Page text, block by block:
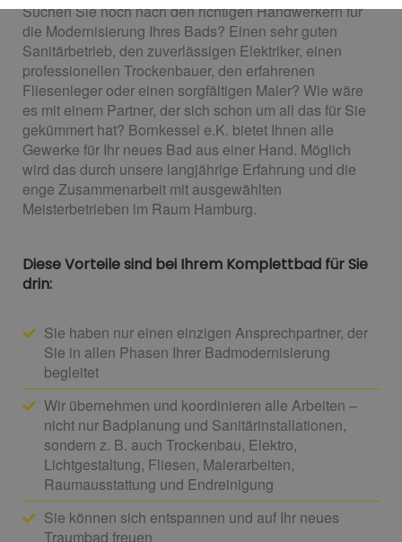
Suchen Sie noch nach den richtigen Handwerkern für
die Modernisierung Ihres Bads? Einen sehr guten
Sanitärbetrieb, den zuverlässigen Elektriker, einen
professionellen Trockenbauer, den erfahrenen
Fliesenleger oder einen sorgfältigen Maler? Wie wäre
es mit einem Partner, der sich schon um all das für Sie
gekümmert hat? Bornkessel e.K. bietet Ihnen alle
Gewerke für Ihr neues Bad aus einer Hand. Möglich
wird das durch unsere langjährige Erfahrung und die
enge Zusammenarbeit mit ausgewählten
Meisterbetrieben im Raum Hamburg.
Diese Vorteile sind bei Ihrem Komplettbad für Sie
drin:
Sie haben nur einen einzigen Ansprechpartner, der
Sie in allen Phasen Ihrer Badmodernisierung
begleitet
Wir übernehmen und koordinieren alle Arbeiten –
nicht nur Badplanung und Sanitärinstallationen,
sondern z. B. auch Trockenbau, Elektro,
Lichtgestaltung, Fliesen, Malerarbeiten,
Raumausstattung und Endreinigung
Sie können sich entspannen und auf Ihr neues
Traumbad freuen